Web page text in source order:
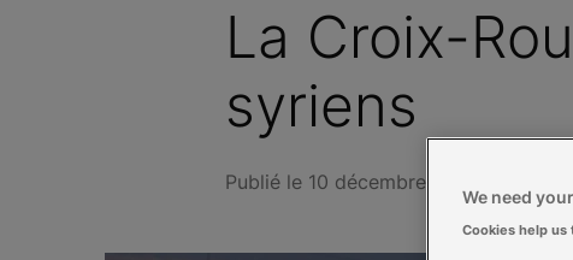
La Croix-
syriens
Publié le 10 décembre 2013
We need
Cookies help us